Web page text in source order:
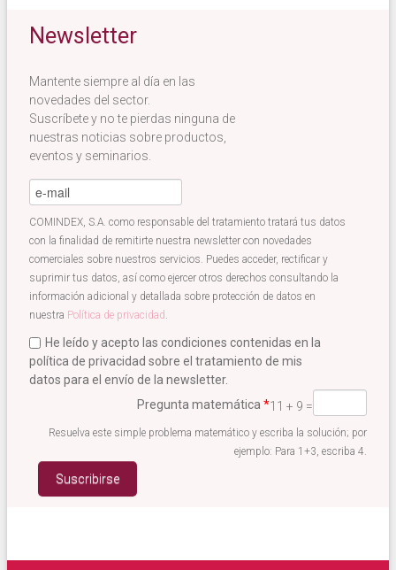
Newsletter
Mantente siempre al día en las
novedades del sector.
Suscríbete y no te pierdas ninguna de
nuestras noticias sobre productos,
eventos y seminarios.
e-mail*
Acepto términos newsletter
He leído y acepto las condiciones contenidas en la
política de privacidad sobre el tratamiento de mis
datos para el envío de la newsletter.
COMINDEX, S.A. como responsable del tratamiento tratará tus datos
con la finalidad de remitirte nuestra newsletter con novedades
comerciales sobre nuestros servicios. Puedes acceder, rectificar y
suprimir tus datos, así como ejercer otros derechos consultando la
información adicional y detallada sobre protección de datos en
nuestra Política de privacidad .
Pregunta matemática*11 + 9 =
Resuelva este simple problema matemático y escriba la solución; por
ejemplo: Para 1+3, escriba 4.